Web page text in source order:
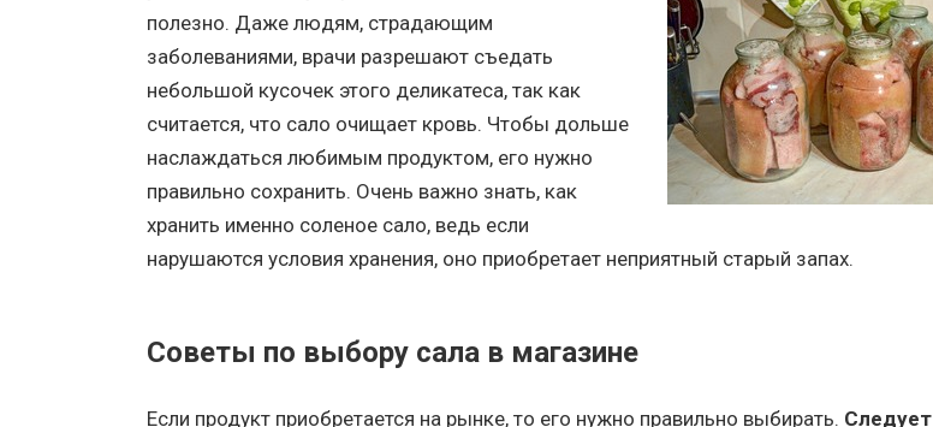
полезно. Даже людям, страдающим
заболеваниями, врачи разрешают съедать
небольшой кусочек этого деликатеса, так как
считается, что сало очищает кровь. Чтобы дольше
наслаждаться любимым продуктом, его нужно
правильно сохранить. Очень важно знать, как
хранить именно соленое сало, ведь если
нарушаются условия хранения, оно приобретает неприятный старый запах.
Советы по выбору сала в магазине
Если продукт приобретается на рынке, то его нужно правильно выбирать. Следует